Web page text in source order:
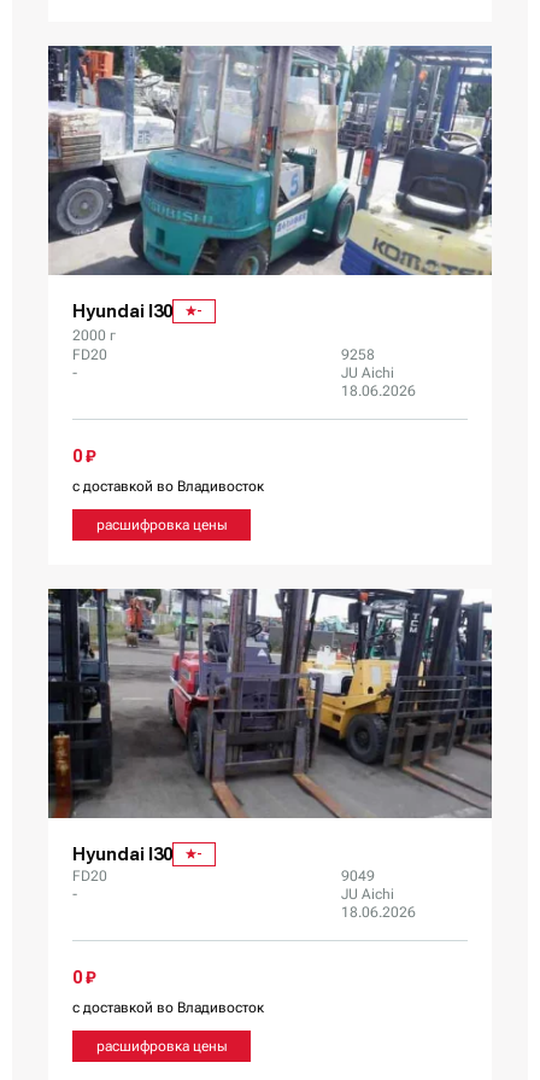
Hyundai I30 -
2000 г
FD20
-
9258
JU Aichi
18.06.2026
0 ₽
с доставкой во Владивосток
расшифровка цены
Hyundai I30 -
FD20
-
9049
JU Aichi
18.06.2026
0 ₽
с доставкой во Владивосток
расшифровка цены